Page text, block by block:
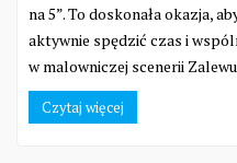
na 5”. To doskonała okazja,
aktywnie spędzić czas i
w malowniczej scenerii
Czytaj więcej